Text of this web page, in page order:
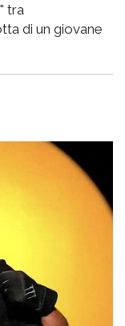
tra
di un giovane